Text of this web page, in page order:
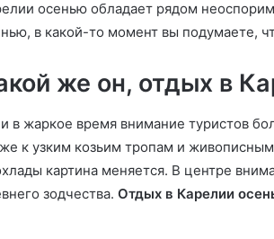
осенью обладает рядом
в какой-то момент вы подумаете,
же он, отдых в
в жаркое время внимание туристов
к узким козьим тропам и
картина меняется. В центре
зодчества. Отдых в Карелии